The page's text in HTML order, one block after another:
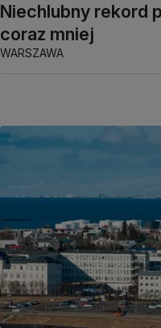
Niechlubny rekord
coraz mniej
WARSZAWA